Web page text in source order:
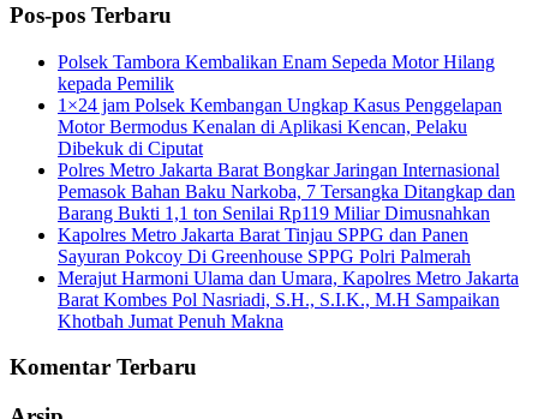
Pos-pos Terbaru
Polsek Tambora Kembalikan Enam Sepeda Motor Hilang
kepada Pemilik
1×24 jam Polsek Kembangan Ungkap Kasus Penggelapan
Motor Bermodus Kenalan di Aplikasi Kencan, Pelaku
Dibekuk di Ciputat
Polres Metro Jakarta Barat Bongkar Jaringan Internasional
Pemasok Bahan Baku Narkoba, 7 Tersangka Ditangkap dan
Barang Bukti 1,1 ton Senilai Rp119 Miliar Dimusnahkan
Kapolres Metro Jakarta Barat Tinjau SPPG dan Panen
Sayuran Pokcoy Di Greenhouse SPPG Polri Palmerah
Merajut Harmoni Ulama dan Umara, Kapolres Metro Jakarta
Barat Kombes Pol Nasriadi, S.H., S.I.K., M.H Sampaikan
Khotbah Jumat Penuh Makna
Komentar Terbaru